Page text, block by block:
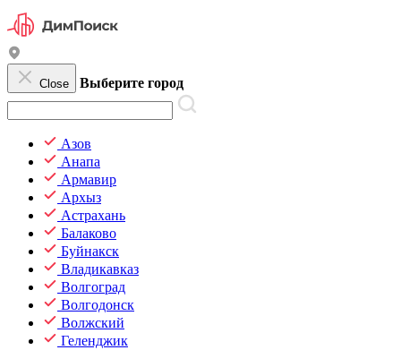
Close Выберите город
Азов
Анапа
Армавир
Архыз
Астрахань
Балаково
Буйнакск
Владикавказ
Волгоград
Волгодонск
Волжский
Геленджик